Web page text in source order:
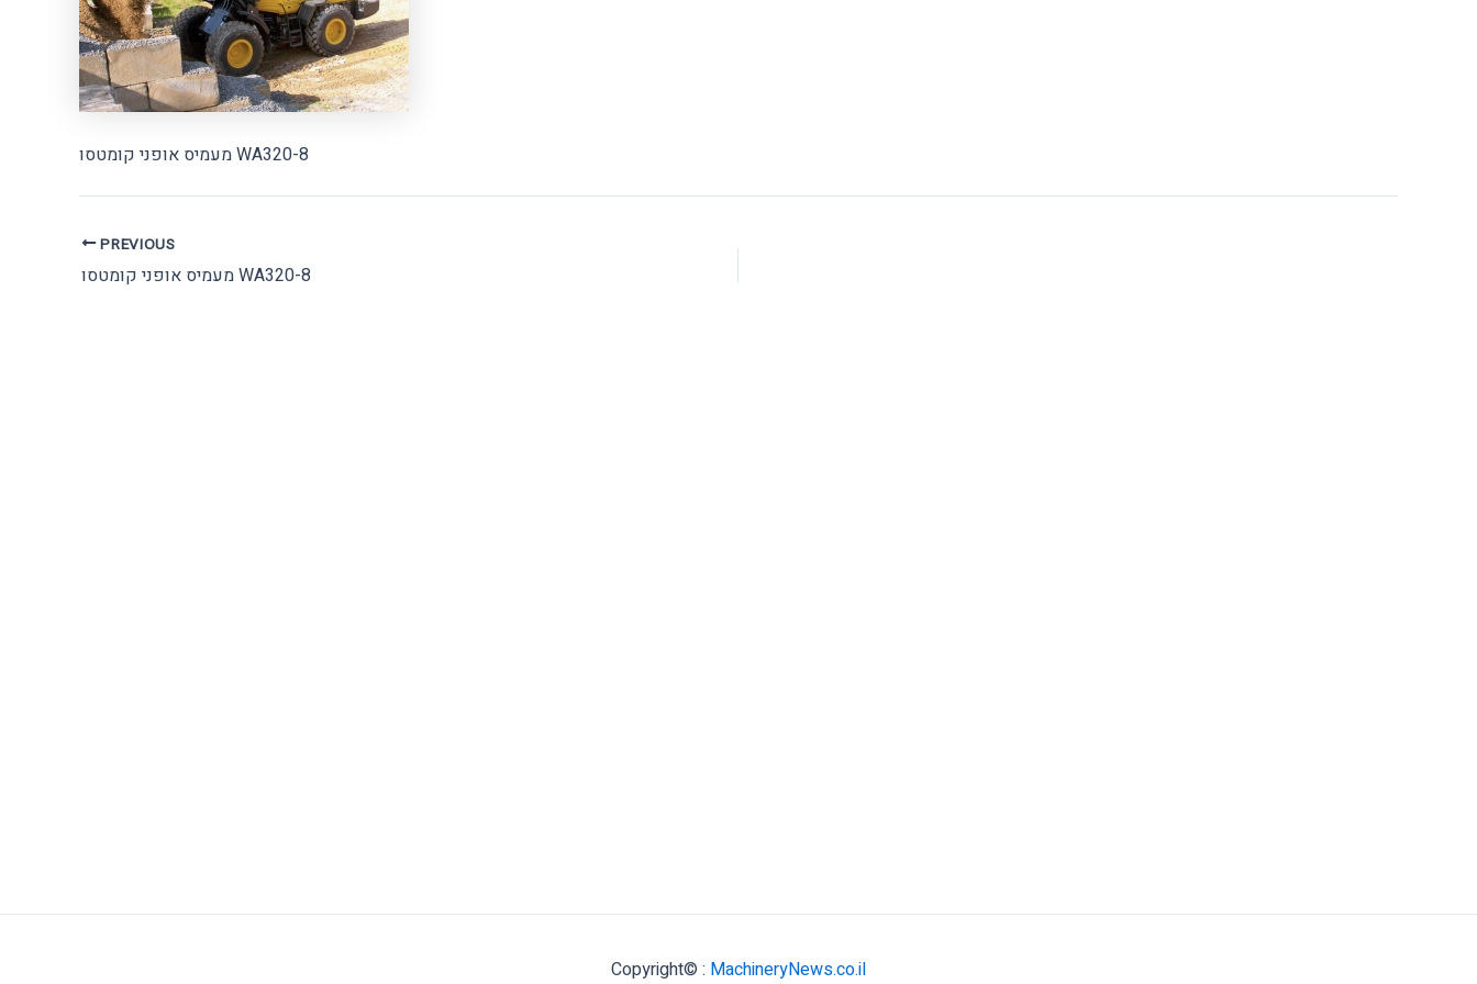
מעמיס אופני קומטסו WA320-8
Post
navigation
PREVIOUS
מעמיס אופני קומטסו WA320-8
Copyright© : MachineryNews.co.il